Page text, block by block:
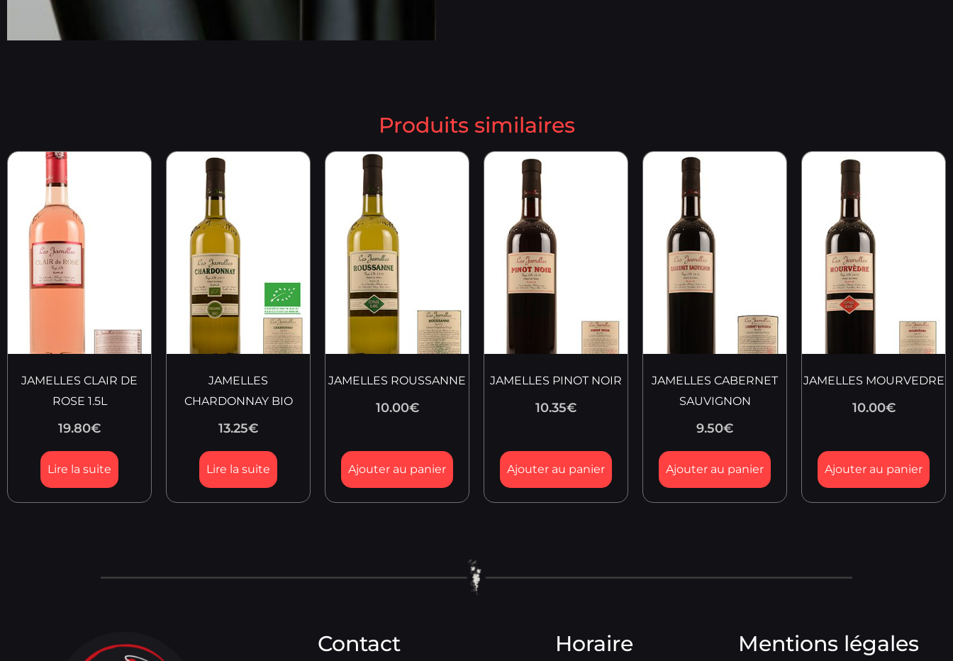
Produits similaires
JAMELLES CLAIR DE
ROSE 1.5L
19.80€
Lire la suite
JAMELLES
CHARDONNAY BIO
13.25€
Lire la suite
JAMELLES ROUSSANNE
10.00€
Ajouter au panier
JAMELLES PINOT NOIR
10.35€
Ajouter au panier
JAMELLES CABERNET
SAUVIGNON
9.50€
Ajouter au panier
JAMELLES MOURVEDRE
10.00€
Ajouter au panier
Contact Horaire Mentions légales